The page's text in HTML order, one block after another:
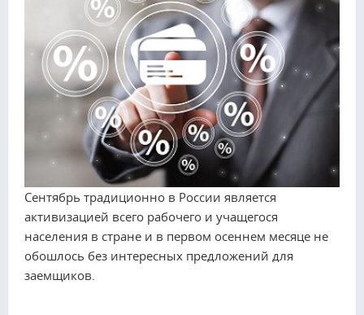
Сентябрь традиционно в России является
активизацией всего рабочего и учащегося
населения в стране и в первом осеннем месяце не
обошлось без интересных предложений для
заемщиков.